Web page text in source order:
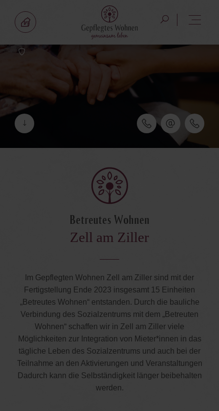
Betreutes Wohnen
Zell am Ziller
Im Gepflegten Wohnen Zell am Ziller sind mit der
Fertigstellung Ende 2023 insgesamt 15 Einheiten
„Betreutes Wohnen“ entstanden. Durch die bauliche
Verbindung des Sozialzentrums mit dem „Betreuten
Wohnen“ schaffen wir in Zell am Ziller viele
Möglichkeiten zur Integration von Mieter*innen in das
tägliche Leben des Sozialzentrums und auch bei der
Teilnahme an den Aktivierungen und Veranstaltungen
Dadurch kann die Selbständigkeit länger beibehalten
werden.